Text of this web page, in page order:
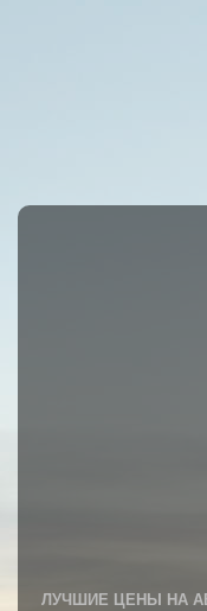
ЛУЧШИЕ ЦЕНЫ НА